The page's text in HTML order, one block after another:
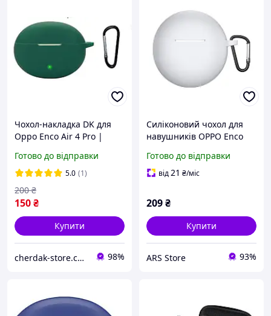
Чохол-накладка DK для
Oppo Enco Air 4 Pro |
карабином (017987)
(green)
Готово до відправки
5.0 (1)
150₴
200 ₴
Купити
cherdak-store.com.ua 98%
Силіконовий чохол для
навушників OPPO Enco
захисний кейс, з
карабіном, ультратонкий
Готово до відправки
від21 ₴/міс
209₴
Купити
ARS Store 93%